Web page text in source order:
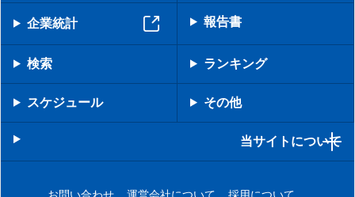
企業統計 報告書
検索 ランキング
スケジュール その他
当サイトについて